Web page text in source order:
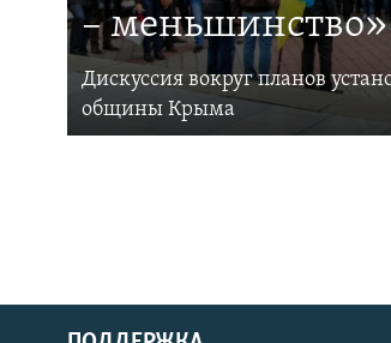
– меньшинство»
Дискуссия вокруг планов
общины Крыма